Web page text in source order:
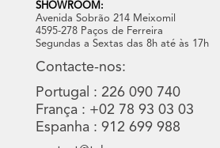
SHOWROOM:
Avenida Sobrão 214 Meixomil
4595-278 Paços de Ferreira
Segundas a Sextas das 8h até às 17h
Contacte-nos:
Portugal : 226 090 740
França : +02 78 93 03 03
Espanha : 912 699 988